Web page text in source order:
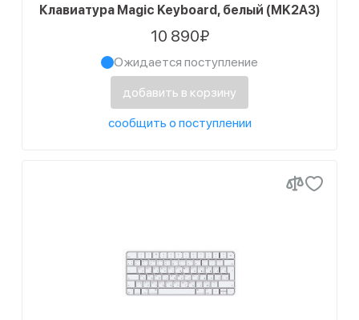
Клавиатура Magic Keyboard, белый (MK2A3)
10 890₽
Ожидается поступление
добавить в корзину
сообщить о поступлении